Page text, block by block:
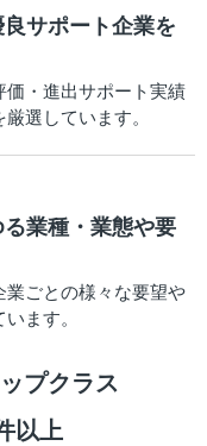
サポート企業を
価・進出サポート実績
選しています。
業種・業態や要
ごとの様々な要望や
ます。
プクラス
以上